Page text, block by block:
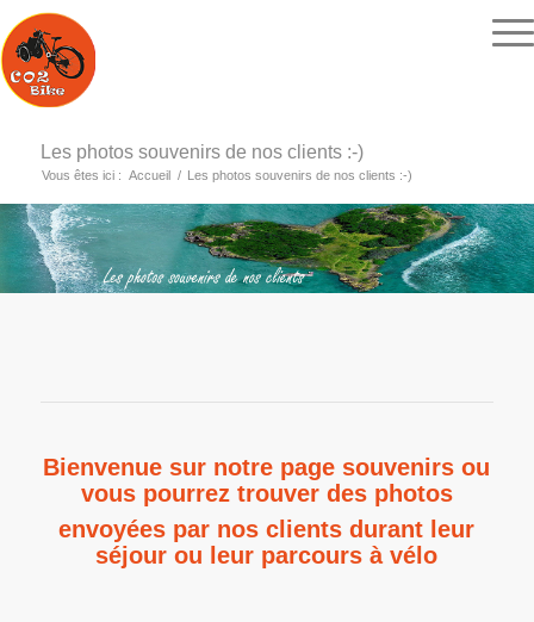
Les photos souvenirs de nos clients :-)
Vous êtes ici : Accueil / Les photos souvenirs de nos clients :-)
Bienvenue sur notre page souvenirs ou
vous pourrez trouver des photos
envoyées par nos clients durant leur
séjour ou leur parcours à vélo